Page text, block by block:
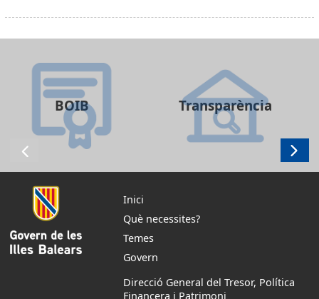
BOIB Transparència
Inici
Què necessites?
Temes
Govern
Direcció General del Tresor, Política
Financera i Patrimoni